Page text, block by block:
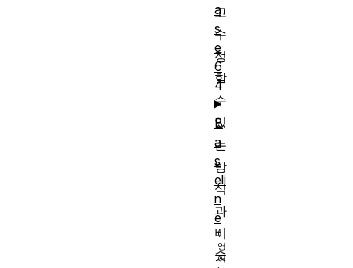
고
수
정
할
수
있
는
방
식
과
비
슷
a
s
e
6
4
B
a
s
eli
n
e